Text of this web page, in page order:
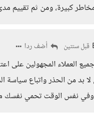
كبيرة، ومن ثم تقييم
قبل سنتين أضف ردا
العملاء المجهولين على
لا بد من الحذر واتباع
نفس الوقت تحمي نفسك